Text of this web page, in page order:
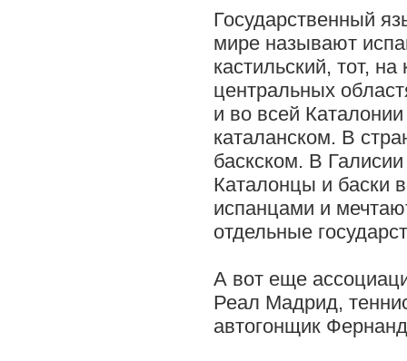
Государственный
мире называют
кастильский, тот,
центральных
и во всей Каталонии
каталанском. В
баскском. В
Каталонцы и баски
испанцами и
отдельные
А вот еще
Реал Мадрид,
автогонщик